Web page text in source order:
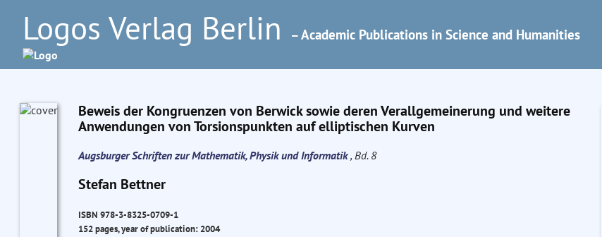
Logos Verlag Berlin – Academic Publications in Science and Humanities
Beweis der Kongruenzen von Berwick sowie deren Verallgemeinerung und weitere
Anwendungen von Torsionspunkten auf elliptischen Kurven
Augsburger Schriften zur Mathematik, Physik und Informatik, Bd. 8
Stefan Bettner
ISBN 978-3-8325-0709-1
152 pages, year of publication: 2004